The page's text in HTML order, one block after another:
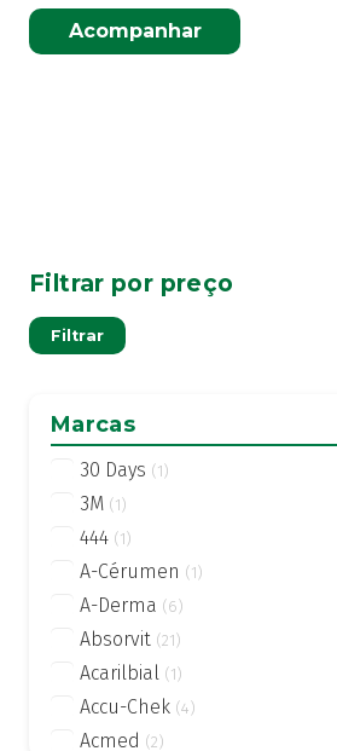
Acompanhar
Filtrar por preço
Filtrar
Marcas
30 Days (1)
3M (1)
444 (1)
A-Cérumen (1)
A-Derma (6)
Absorvit (21)
Acarilbial (1)
Accu-Chek (4)
Acmed (2)